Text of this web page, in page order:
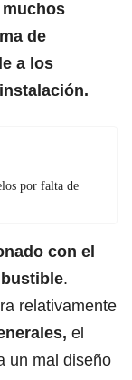
de
a los
por falta de
con el
.
relativamente
el
un mal diseño